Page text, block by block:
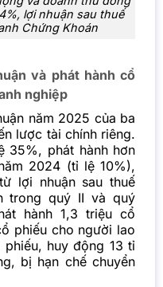
lợi nhuận sau thuế
Chứng Khoán
và phát hành cổ
nghiệp
năm 2025 của ba
lược tài chính riêng.
35%, phát hành hơn
2024 (tỉ lệ 10%),
lợi nhuận sau thuế
trong quý II và quý
hành 1,3 triệu cổ
phiếu cho người lao
huy động 13 tỉ
bị hạn chế chuyển